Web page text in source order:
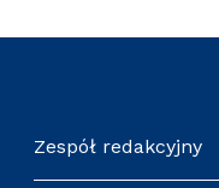
Zespół redakcyjny